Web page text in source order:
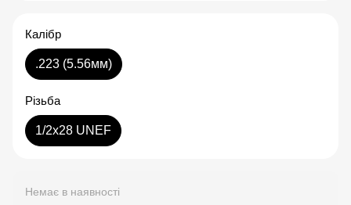
Калібр
.223 (5.56мм)
Різьба
1/2x28 UNEF
Немає в наявності